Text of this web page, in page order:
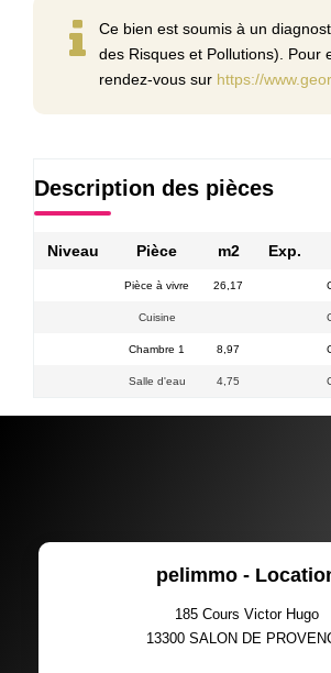
Ce bien est soumis à un
des Risques et Pollutions). Pour
rendez-vous sur https://
Description des pièces
Niveau Pièce m2 Exp.
Pièce à vivre 26,17
Cuisine
Chambre 1 8,97
Salle d'eau 4,75
pelimmo -
185 Cours Victor Hugo
13300 SALON DE